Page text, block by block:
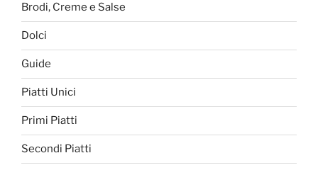
Brodi, Creme e Salse
Dolci
Guide
Piatti Unici
Primi Piatti
Secondi Piatti